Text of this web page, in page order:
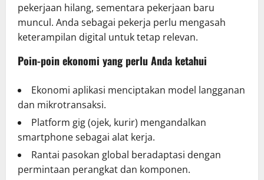
pekerjaan hilang, sementara pekerjaan baru
muncul. Anda sebagai pekerja perlu mengasah
keterampilan digital untuk tetap relevan.
Poin-poin ekonomi yang perlu Anda ketahui
Ekonomi aplikasi menciptakan model langganan
dan mikrotransaksi.
Platform gig (ojek, kurir) mengandalkan
smartphone sebagai alat kerja.
Rantai pasokan global beradaptasi dengan
permintaan perangkat dan komponen.